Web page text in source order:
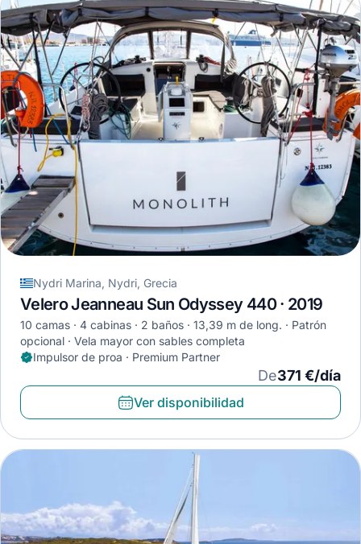
Nydri Marina, Nydri, Grecia
Velero Jeanneau Sun Odyssey 440 · 2019
10 camas 4 cabinas 2 baños 13,39 m de long.
Patrón
opcional
Vela mayor con sables completa
Impulsor de proa · Premium Partner
De371 €/día
Ver disponibilidad